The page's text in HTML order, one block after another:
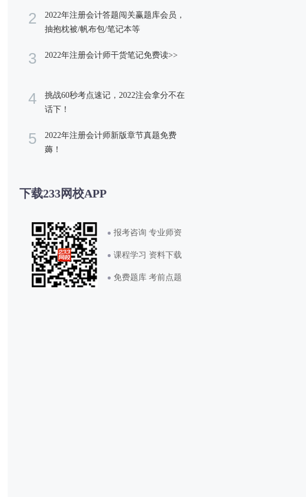
2
2022年注册会计答题闯关赢题库会员，
抽抱枕被/帆布包/笔记本等
3 2022年注册会计师干货笔记免费读>>
4
挑战60秒考点速记，2022注会拿分不在
话下！
5
2022年注册会计师新版章节真题免费
薅！
下载233网校APP
报考咨询 专业师资
课程学习 资料下载
免费题库 考前点题